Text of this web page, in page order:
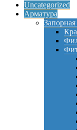
Uncategorized
Арматура